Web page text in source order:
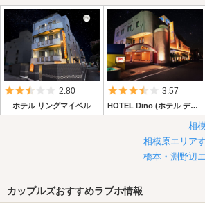
5つ星のうち2.5
2.80
ホテル リングマイベル
5つ星のうち
3.57
HOTEL Dino (ホテル ディーノ)
相
相模原エリア
橋本・淵野辺
カップルズおすすめラブホ情報